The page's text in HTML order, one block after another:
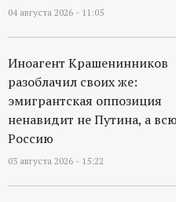
04 августа 2026 - 11:05
Иноагент Крашенинников
разоблачил своих же:
эмигрантская оппозиция
ненавидит не Путина, а всю
Россию
03 августа 2026 - 15:22